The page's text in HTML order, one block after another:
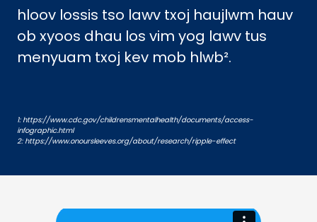
hloov lossis tso lawv txoj haujlwm hauv
ob xyoos dhau los vim yog lawv tus
menyuam txoj kev mob hlwb².
1: https://www.cdc.gov/childrensmentalhealth/documents/access-
infographic.html
2: https://www.onoursleeves.org/about/research/ripple-effect